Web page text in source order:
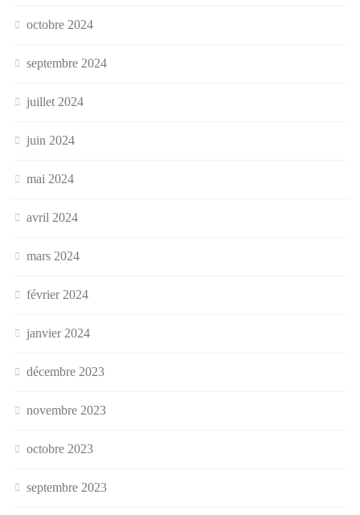
octobre 2024
septembre 2024
juillet 2024
juin 2024
mai 2024
avril 2024
mars 2024
février 2024
janvier 2024
décembre 2023
novembre 2023
octobre 2023
septembre 2023